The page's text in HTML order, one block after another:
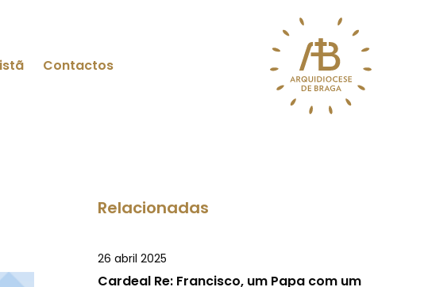
Contactos
Relacionadas
26 abril 2025
Cardeal Re: Francisco, um Papa com um